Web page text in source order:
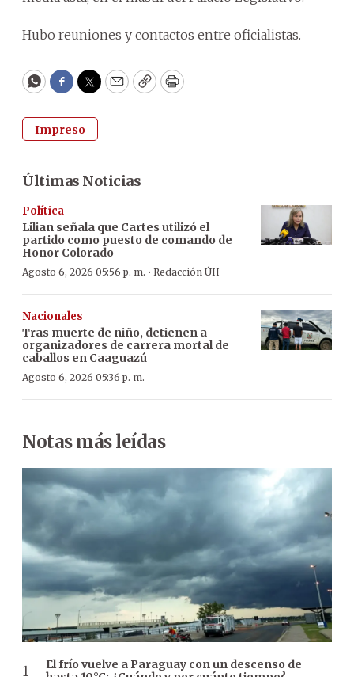
Hubo reuniones y contactos entre oficialistas.
WhatsApp
Facebook
Twitter
EmailCopyPrint
Impreso
Últimas Noticias
Política
Lilian señala que Cartes utilizó el
partido como puesto de comando de
Honor Colorado
Agosto 6, 2026 05:56 p. m. · Redacción ÚH
Nacionales
Tras muerte de niño, detienen a
organizadores de carrera mortal de
caballos en Caaguazú
Agosto 6, 2026 05:36 p. m.
Notas más leídas
El frío vuelve a Paraguay con un descenso de